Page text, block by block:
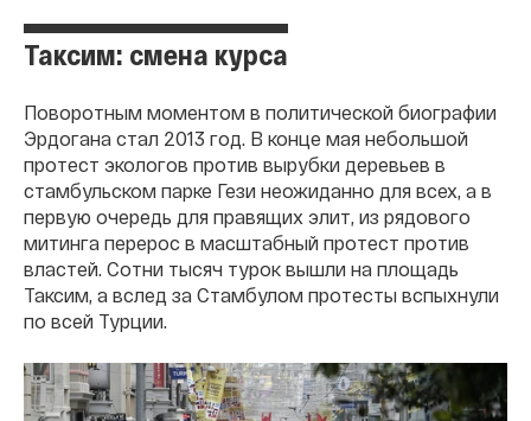
Таксим: смена курса
Поворотным моментом в политической биографии
Эрдогана стал 2013 год. В конце мая небольшой
протест экологов против вырубки деревьев в
стамбульском парке Гези неожиданно для всех, а в
первую очередь для правящих элит, из рядового
митинга перерос в масштабный протест против
властей. Сотни тысяч турок вышли на площадь
Таксим, а вслед за Стамбулом протесты вспыхнули
по всей Турции.